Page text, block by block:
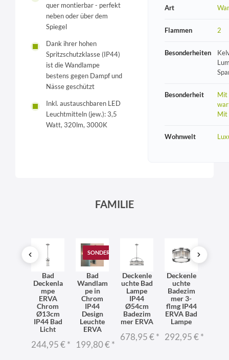
quer montierbar - perfekt
neben oder über dem
Spiegel
Dank ihrer hohen
Spritzschutzklasse (IP44)
ist die Wandlampe
bestens gegen Dampf und
Nässe geschützt
Inkl. austauschbaren LED
Leuchtmitteln (jew.): 3,5
Watt, 320lm, 3000K
Art
Flammen 2
Besonderheiten
Besonderheit
Mit
Mit
Wohnwelt
FAMILIE
Bad
Deckenla
mpe
ERVA
Chrom
Ø13cm
IP44 Bad
Licht
244,95 €*
SONDERANGEBOT
Bad
Wandlam
pe in
Chrom
IP44
Design
Leuchte
ERVA
199,80 €*
Deckenle
uchte Bad
Lampe
IP44
Ø54cm
Badezim
mer ERVA
678,95 €*
Deckenle
uchte
Badezim
mer 3-
flmg IP44
ERVA Bad
Lampe
292,95 €*